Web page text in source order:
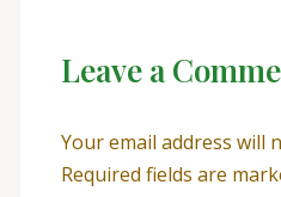
Leave a
Your email address will
Required fields are